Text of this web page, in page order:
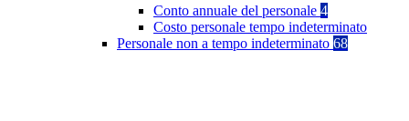
Conto annuale del personale 4
Costo personale tempo indeterminato
Personale non a tempo indeterminato 68